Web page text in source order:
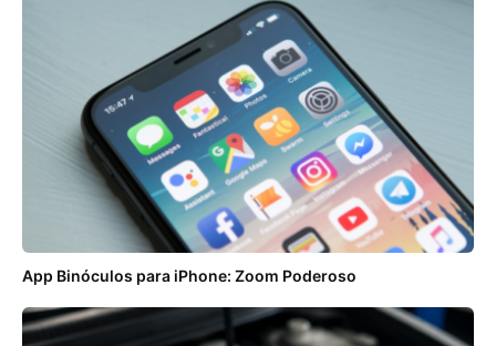
App Binóculos para iPhone: Zoom Poderoso